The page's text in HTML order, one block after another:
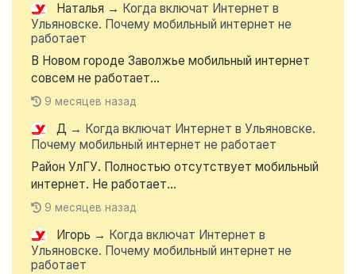
Наталья → Когда включат Интернет в
Ульяновске. Почему мобильный интернет не
работает
В Новом городе Заволжье мобильный интернет
совсем не работает...
9 месяцев назад
Д → Когда включат Интернет в Ульяновске.
Почему мобильный интернет не работает
Район УлГУ. Полностью отсутствует мобильный
интернет. Не работает...
9 месяцев назад
Игорь → Когда включат Интернет в
Ульяновске. Почему мобильный интернет не
работает